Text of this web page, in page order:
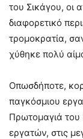
του Σικάγου, οι
διαφορετικό
τρομοκρατία,
χύθηκε πολύ
Οπωσδήποτε,
παγκόσμιου
Πρωτομαγιά του
εργατών, στις